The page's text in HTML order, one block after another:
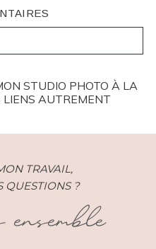
*
STUDIO PHOTO À LA
LIENS AUTREMENT
TRAVAIL,
QUESTIONS ?